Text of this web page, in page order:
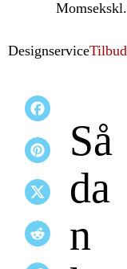
Momsinkl.
ekskl.
DesignserviceTilbud
Så
da
n